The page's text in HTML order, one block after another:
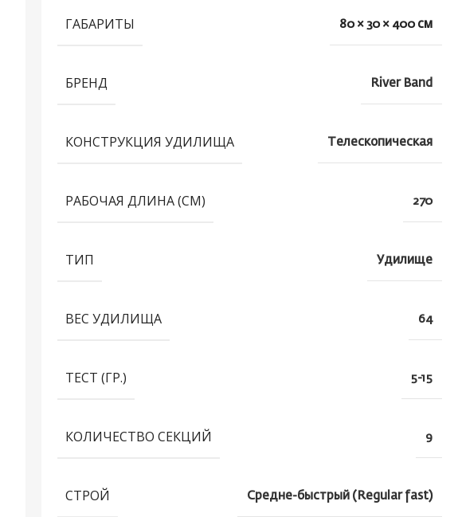
ГАБАРИТЫ 80 × 30 × 400 см
БРЕНД River Band
КОНСТРУКЦИЯ УДИЛИЩА Телескопическая
РАБОЧАЯ ДЛИНА (СМ) 270
ТИП Удилище
ВЕС УДИЛИЩА 64
ТЕСТ (ГР.) 5-15
КОЛИЧЕСТВО СЕКЦИЙ 9
СТРОЙ Средне-быстрый (Regular fast)